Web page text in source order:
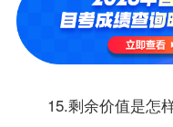
15.剩余价值是怎样